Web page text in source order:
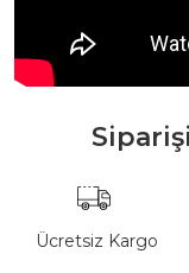
Ücretsiz Kargo